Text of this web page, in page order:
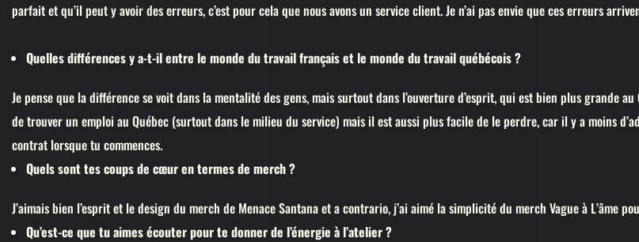
parfait et qu’il peut y avoir des erreurs, c’est pour cela que nous avons un service client. Je n’ai pas envie que ces erreurs
Quelles différences y a-t-il entre le monde du travail français et le monde du travail québécois ?
Je pense que la différence se voit dans la mentalité des gens, mais surtout dans l’ouverture d’esprit, qui est bien plus grande
de trouver un emploi au Québec (surtout dans le milieu du service) mais il est aussi plus facile de le perdre, car il y a moins
contrat lorsque tu commences.
Quels sont tes coups de cœur en termes de merch ?
J’aimais bien l’esprit et le design du merch de Menace Santana et a contrario, j’ai aimé la simplicité du merch Vague à L’âme
Qu’est-ce que tu aimes écouter pour te donner de l’énergie à l’atelier ?